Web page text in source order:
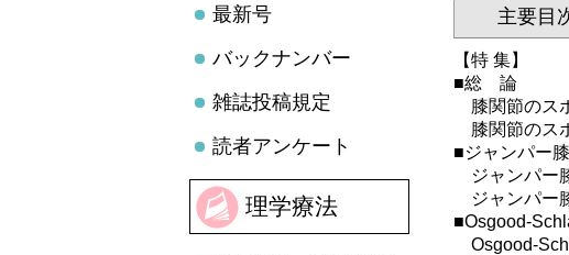
最新号
バックナンバー
雑誌投稿規定
読者アンケート
理学療法
主要目
【特 集】
■総 論
膝関節のス
膝関節のス
■ジャンパー膝
ジャンパー
ジャンパー
■Osgood-
Osgood-